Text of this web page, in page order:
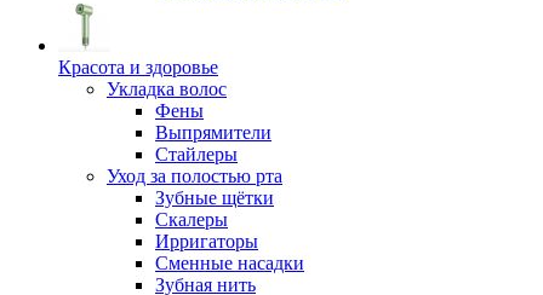
Красота и здоровье
Укладка волос
Фены
Выпрямители
Стайлеры
Уход за полостью рта
Зубные щётки
Скалеры
Ирригаторы
Сменные насадки
Зубная нить